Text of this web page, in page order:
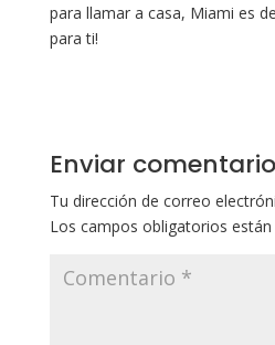
para llamar a casa, Miami es
para ti!
Enviar comentario
Tu dirección de correo
Los campos obligatorios